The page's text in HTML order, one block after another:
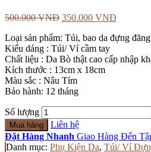
500.000VNĐ 350.000 VNĐ
Loại sản phẩm: Túi, bao da đựng
Kiểu dáng : Túi/ Ví cầm tay
Chất liệu : Da Bò thật cao cấp nhập
Kích thước : 13cm x 18cm
Màu sắc : Nâu Tím
Bảo hành: 12 tháng
Số lượng
Mua hàng
Liên hệ
Đặt Hàng Nhanh Giao Hàng Đến
Danh mục: Phụ Kiện Da, Túi/ Ví